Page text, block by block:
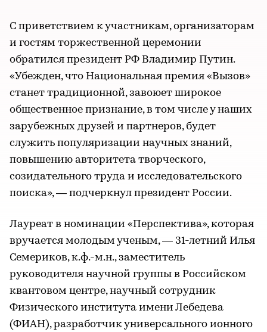
С приветствием к участникам, организаторам
и гостям торжественной церемонии
обратился президент РФ Владимир Путин.
«Убежден, что Национальная премия «Вызов»
станет традиционной, завоюет широкое
общественное признание, в том числе у наших
зарубежных друзей и партнеров, будет
служить популяризации научных знаний,
повышению авторитета творческого,
созидательного труда и исследовательского
поиска», — подчеркнул президент России.
Лауреат в номинации «Перспектива», которая
вручается молодым ученым, — 31-летний Илья
Семериков, к.ф.-м.н., заместитель
руководителя научной группы в Российском
квантовом центре, научный сотрудник
Физического института имени Лебедева
(ФИАН), разработчик универсального ионного